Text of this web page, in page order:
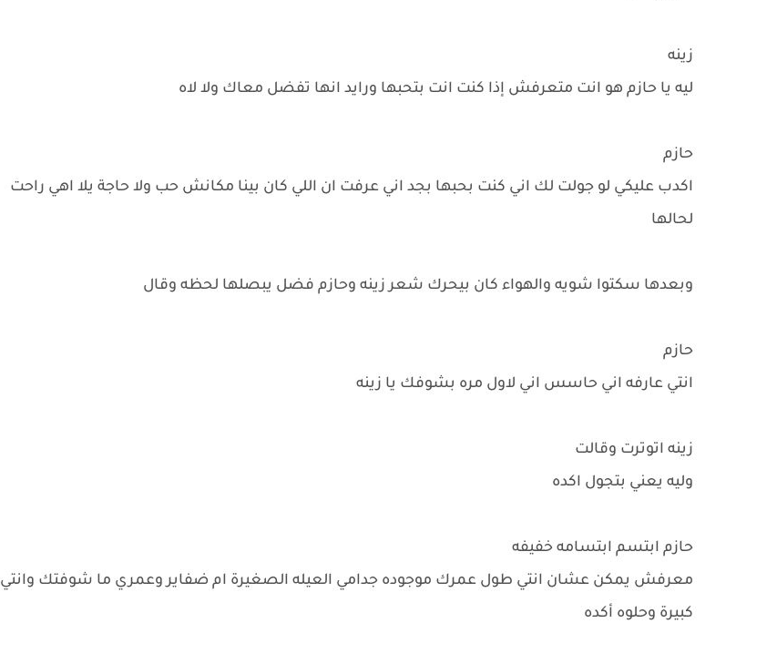
زينه
ليه يا حازم هو انت متعرفش إذا كنت انت بتحبها ورايد انها تفضل معاك ولا لاه
حازم
اكدب عليكي لو جولت لك اني كنت بحبها بجد اني عرفت ان اللي كان بينا مكانش حب ولا حاجة يلا اهي راحت
لحالها
وبعدها سكتوا شويه والهواء كان بيحرك شعر زينه وحازم فضل يبصلها لحظه وقال
حازم
انتي عارفه اني حاسس اني لاول مره بشوفك يا زينه
زينه اتوترت وقالت
وليه يعني بتجول اكده
حازم ابتسم ابتسامه خفيفه
معرفش يمكن عشان انتي طول عمرك موجوده جدامي العيله الصغيرة ام ضفاير وعمري ما شوفتك وانتي
كبيرة وحلوه أكده